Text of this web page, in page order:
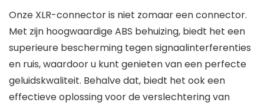
Onze XLR-connector is niet zomaar een connector.
Met zijn hoogwaardige ABS behuizing, biedt het een
superieure bescherming tegen signaalinterferenties
en ruis, waardoor u kunt genieten van een perfecte
geluidskwaliteit. Behalve dat, biedt het ook een
effectieve oplossing voor de verslechtering van